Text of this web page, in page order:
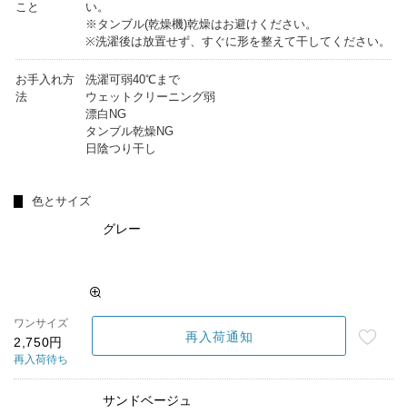
こと
い。
※タンブル(乾燥機)乾燥はお避けください。
※洗濯後は放置せず、すぐに形を整えて干してください。
お手入れ方
法
洗濯可弱40℃まで
ウェットクリーニング弱
漂白NG
タンブル乾燥NG
日陰つり干し
色とサイズ
グレー
ワンサイズ
2,750円
再入荷待ち
再入荷通知
サンドベージュ